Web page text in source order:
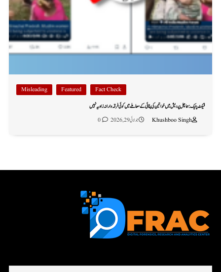
Fact Check
Featured
Misleading
فیکٹ چیک: ہماچل پردیش میں خواتین کی پٹائی کے معاملے میں کوئی فرقہ وارانہ زاویہ نہیں
Khushboo Singh
جولائی 29, 2026 0